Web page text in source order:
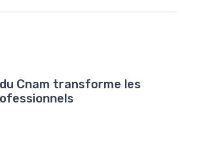
Cnam transforme les